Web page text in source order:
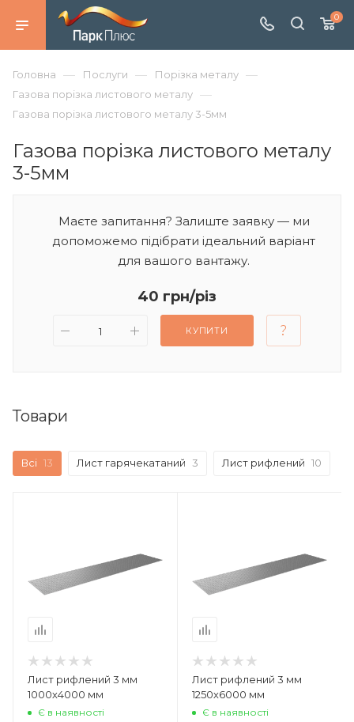
0
Головна — Послуги — Порізка металу —
Газова порізка листового металу —
Газова порізка листового металу 3-5мм
Газова порізка листового металу
3-5мм
Маєте запитання? Залиште заявку — ми
допоможемо підібрати ідеальний варіант
для вашого вантажу.
40 грн/різ
КУПИТИ
Товари
Всі 13 Лист гарячекатаний 3 Лист рифлений 10
Лист рифлений 3 мм
1000х4000 мм
Є в наявності
Лист рифлений 3 мм
1250х6000 мм
Є в наявності